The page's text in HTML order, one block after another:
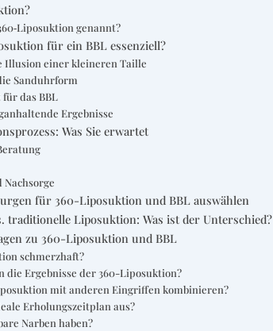
genannt?
für ein BBL essenziell?
Illusion einer kleineren Taille
Sanduhrform
das BBL
Ergebnisse
Was Sie erwartet
Nachsorge
für 360-Liposuktion und BBL auswählen
traditionelle Liposuktion: Was ist der Unterschied?
zu 360-Liposuktion und BBL
schmerzhaft?
die Ergebnisse der 360-Liposuktion?
mit anderen Eingriffen kombinieren?
Erholungszeitplan aus?
Narben haben?